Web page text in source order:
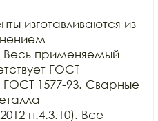
изготавливаются из
Весь применяемый
ГОСТ
ГОСТ 1577-93. Сварные
п.4.3.10). Все